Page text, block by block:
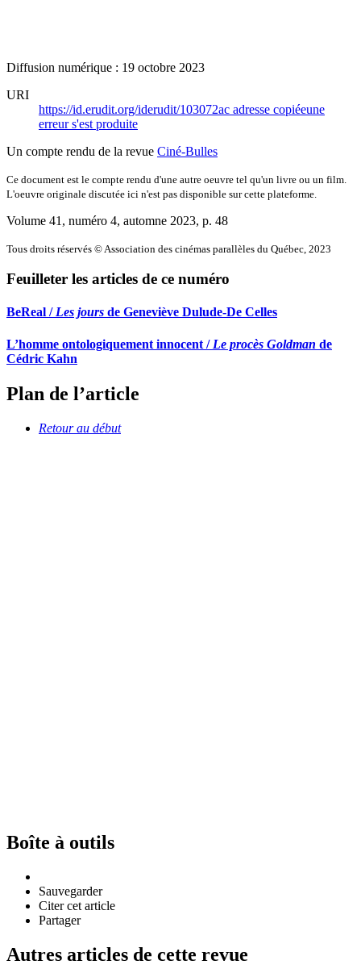
Diffusion numérique : 19 octobre 2023
URI
https://id.erudit.org/iderudit/103072ac adresse copiéeune
erreur s'est produite
Un compte rendu de la revue Ciné-Bulles
Ce document est le compte rendu d'une autre oeuvre tel qu'un livre ou un film.
L'oeuvre originale discutée ici n'est pas disponible sur cette plateforme.
Volume 41, numéro 4, automne 2023, p. 48
Tous droits réservés © Association des cinémas parallèles du Québec, 2023
Feuilleter les articles de ce numéro
BeReal /Les jours de Geneviève Dulude-De Celles
L’homme ontologiquement innocent / Le procès Goldman de
Cédric Kahn
Plan de l’article
Retour au début
Boîte à outils
Sauvegarder
Citer cet article
Partager
Autres articles de cette revue